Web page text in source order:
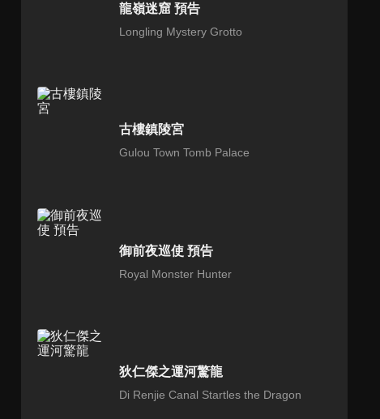
龍嶺迷窟 預告
Longling Mystery Grotto
古樓鎮陵宮
Gulou Town Tomb Palace
御前夜巡使 預告
Royal Monster Hunter
狄仁傑之運河驚龍
Di Renjie Canal Startles the Dragon